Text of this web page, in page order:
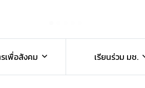
เพื่อสังคม เรียนร่วม มช.